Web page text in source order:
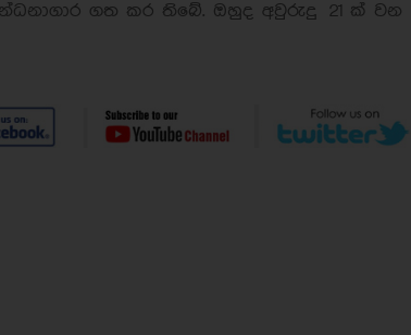
ගත කර තිබේ. ඔහුද අවුරුදු 21 ක් වන